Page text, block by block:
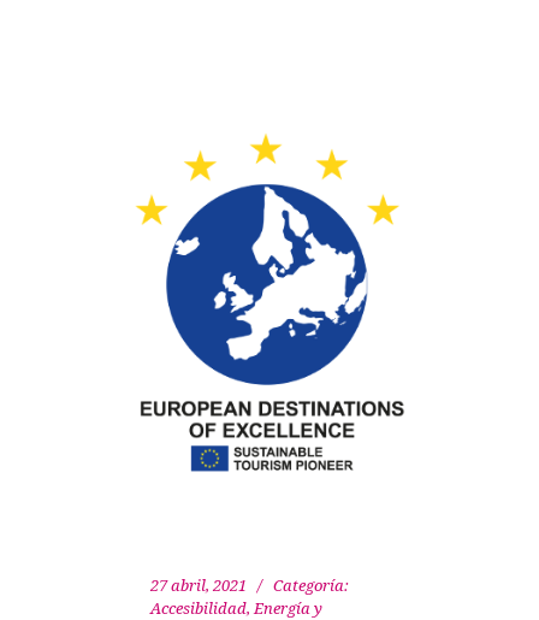
27 abril, 2021
Categoría:
Accesibilidad,Energía y